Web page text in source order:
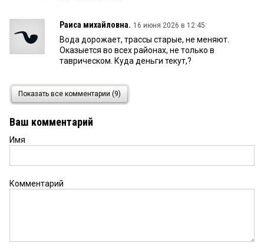
Раиса михайловна. 16 июня 2026 в 12:45:
Вода дорожает, трассы старые, не меняют.
Оказыется во всех районах, не только в
таврическом. Куда деньги текут,?
Раиса михайловна.
Деньги за воду растут, замены как не было так
прокуратура взялась надо проверить. От
Скоро дорогу размоют. А деньги водопровод
Николай
в год каждое лето в жару. Зимой же на такой
Показать все комментарии (9)
Ваш комментарий
Имя
Комментарий